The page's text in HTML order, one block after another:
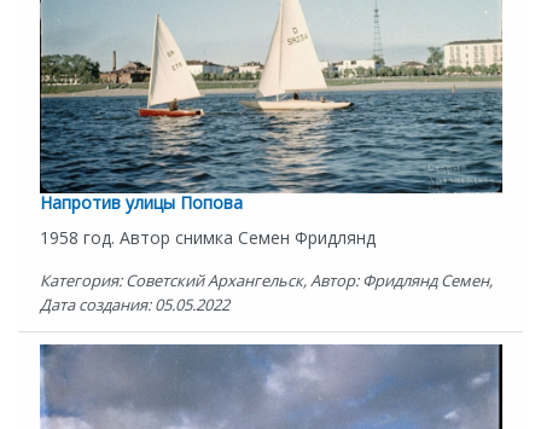
Напротив улицы Попова
1958 год. Автор снимка Семен Фридлянд
Категория: Советский Архангельск, Автор: Фридлянд Семен,
Дата создания: 05.05.2022